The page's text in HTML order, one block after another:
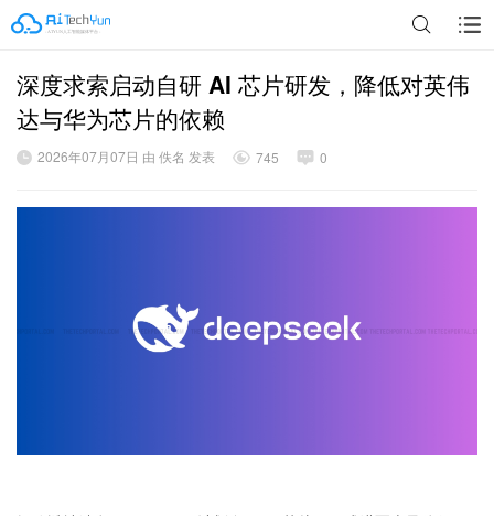
广告
深度求索启动自研 AI 芯片研发，降低对英伟
达与华为芯片的依赖
2026年07月07日 由 佚名 发表 745 0